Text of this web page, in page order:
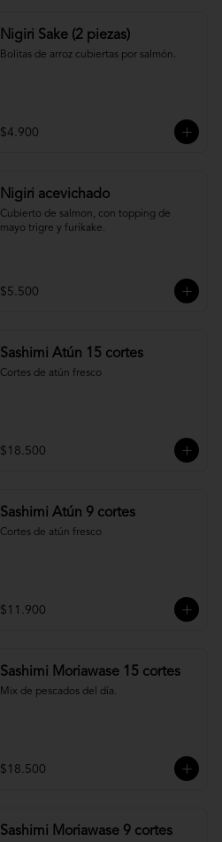
Nigiri Sake (2 piezas)
Bolitas de arroz cubiertas por salmón.
$4.900
Nigiri acevichado
Cubierto de salmon, con topping de
mayo trigre y furikake.
$5.500
Sashimi Atún 15 cortes
Cortes de atún fresco
$18.500
Sashimi Atún 9 cortes
Cortes de atún fresco
$11.900
Sashimi Moriawase 15 cortes
Mix de pescados del día.
$18.500
Sashimi Moriawase 9 cortes